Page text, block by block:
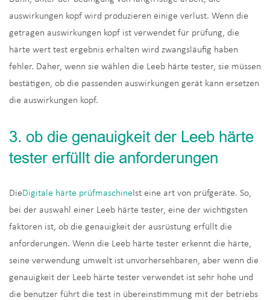
auswirkungen kopf wird produzieren einige verlust. Wenn die
getragen auswirkungen kopf ist verwendet für prüfung, die
härte wert test ergebnis erhalten wird zwangsläufig haben
fehler. Daher, wenn sie wählen die Leeb härte tester, sie müssen
bestätigen, ob die passenden auswirkungen gerät kann ersetzen
die auswirkungen kopf.
3. ob die genauigkeit der Leeb härte
tester erfüllt die anforderungen
DieDigitale härte prüfmaschine Ist eine art von prüfgeräte. So,
bei der auswahl einer Leeb härte tester, eine der wichtigsten
faktoren ist, ob die genauigkeit der ausrüstung erfüllt die
anforderungen. Wenn die Leeb härte tester erkennt die härte,
seine verwendung umwelt ist unvorhersehbaren, aber wenn die
genauigkeit der Leeb härte tester verwendet ist sehr hohe und
die benutzer führt die test in übereinstimmung mit der betriebs